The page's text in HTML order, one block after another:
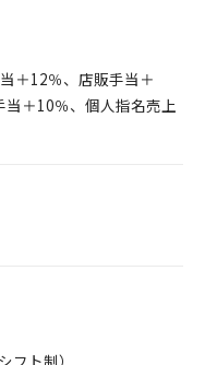
＋12％、店販手当＋
＋10％、個人指名売上
ト制）